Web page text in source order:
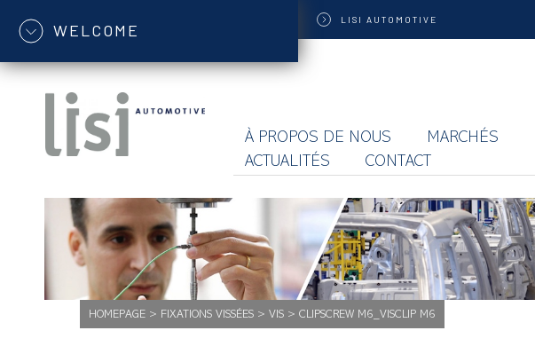
WELCOME
LISI AUTOMOTIVE
À PROPOS DE NOUS MARCHÉS
ACTUALITÉS
CONTACT
HOMEPAGE> FIXATIONS VISSÉES> VIS> CLIPSCREW M6_VISCLIP M6